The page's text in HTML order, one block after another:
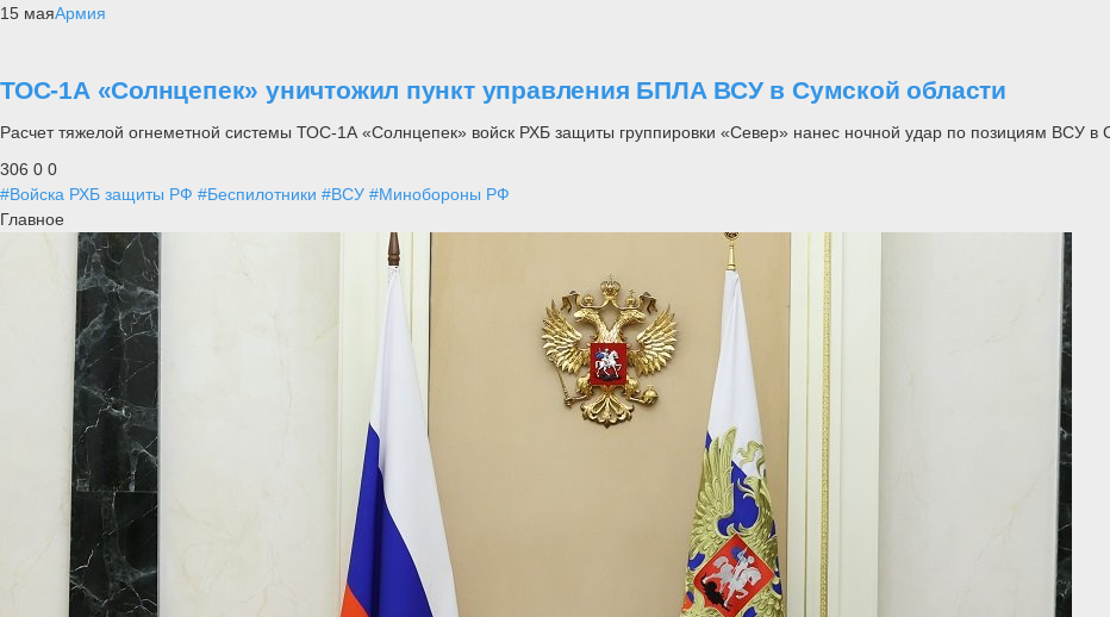
15 маяАрмия
ТОС-1А «Солнцепек» уничтожил пункт управления БПЛА ВСУ в Сумской области
Расчет тяжелой огнеметной системы ТОС-1А «Солнцепек» войск РХБ защиты группировки «Север» нанес ночной удар по позициям ВСУ в
306 0 0
#Войска РХБ защиты РФ #Беспилотники #ВСУ #Минобороны РФ
Главное